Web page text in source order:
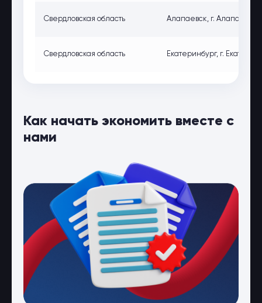
Свердловская область Алапаевск, г.
Свердловская область Екатеринбург, г.
Как начать экономить вместе с
нами